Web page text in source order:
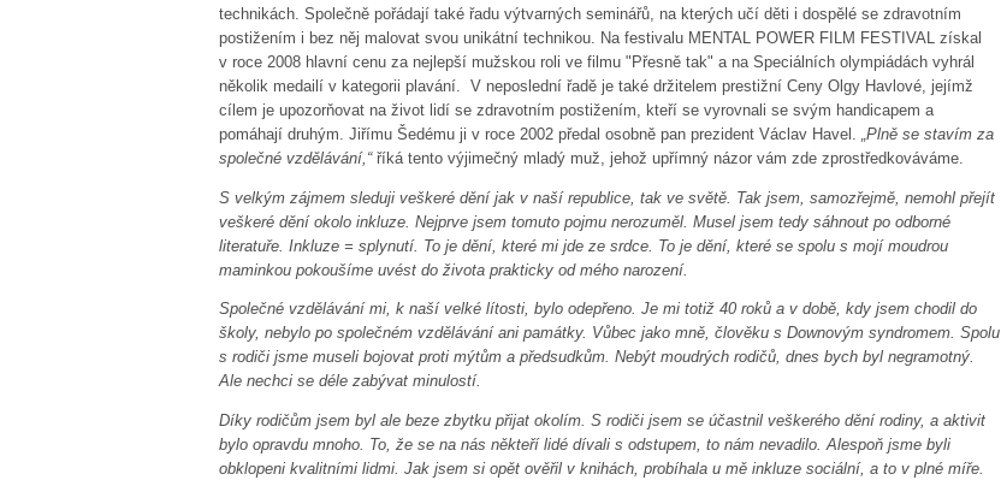
technikách. Společně pořádají také řadu výtvarných seminářů, na kterých učí děti i dospělé se zdravotním
postižením i bez něj malovat svou unikátní technikou. Na festivalu MENTAL POWER FILM FESTIVAL získal
v roce 2008 hlavní cenu za nejlepší mužskou roli ve filmu "Přesně tak" a na Speciálních olympiádách vyhrál
několik medailí v kategorii plavání. V neposlední řadě je také držitelem prestižní Ceny Olgy Havlové, jejímž
cílem je upozorňovat na život lidí se zdravotním postižením, kteří se vyrovnali se svým handicapem a
pomáhají druhým. Jiřímu Šedému ji v roce 2002 předal osobně pan prezident Václav Havel.
„Plně se stavím za
společné vzdělávání,“ říká tento výjimečný mladý muž, jehož upřímný názor vám zde zprostředkováváme.
S velkým zájmem sleduji veškeré dění jak v naší republice, tak ve světě. Tak jsem, samozřejmě, nemohl přejít
veškeré dění okolo inkluze. Nejprve jsem tomuto pojmu nerozuměl. Musel jsem tedy sáhnout po odborné
literatuře. Inkluze = splynutí. To je dění, které mi jde ze srdce. To je dění, které se spolu s mojí moudrou
maminkou pokoušíme uvést do života prakticky od mého narození.
Společné vzdělávání mi, k naší velké lítosti, bylo odepřeno. Je mi totiž 40 roků a v době, kdy jsem chodil do
školy, nebylo po společném vzdělávání ani památky. Vůbec jako mně, člověku s Downovým syndromem. Spolu
s rodiči jsme museli bojovat proti mýtům a předsudkům. Nebýt moudrých rodičů, dnes bych byl negramotný.
Ale nechci se déle zabývat minulostí.
Díky rodičům jsem byl ale beze zbytku přijat okolím. S rodiči jsem se účastnil veškerého dění rodiny, a aktivit
bylo opravdu mnoho. To, že se na nás někteří lidé dívali s odstupem, to nám nevadilo. Alespoň jsme byli
obklopeni kvalitními lidmi. Jak jsem si opět ověřil v knihách, probíhala u mě inkluze sociální, a to v plné míře.